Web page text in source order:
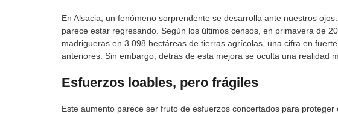
En Alsacia, un fenómeno sorprendente se desarrolla ante nuestros
parece estar regresando. Según los últimos censos, en primavera de
madrigueras en 3.098 hectáreas de tierras agrícolas, una cifra en
anteriores. Sin embargo, detrás de esta mejora se oculta una realidad
Esfuerzos loables, pero frágiles
Este aumento parece ser fruto de esfuerzos concertados para